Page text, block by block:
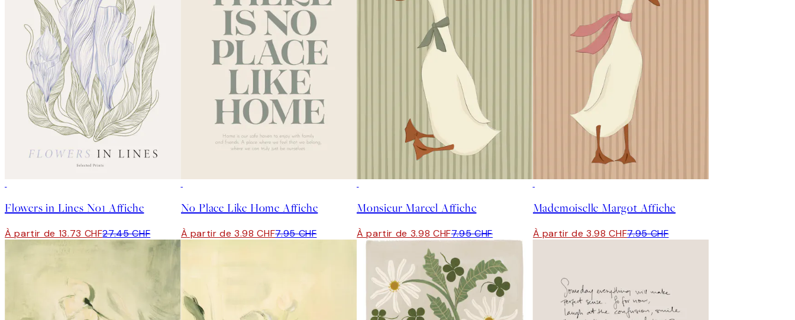
Flowers in Lines No1 Affiche
À partir de 13.73 CHF27.45 CHF
No Place Like Home Affiche
À partir de 3.98 CHF7.95 CHF
Monsieur Marcel Affiche
À partir de 3.98 CHF7.95 CHF
Mademoiselle Margot Affiche
À partir de 3.98 CHF7.95 CHF